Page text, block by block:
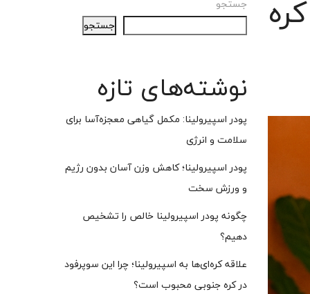
جستجو
جستجو
نوشته‌های تازه
پودر اسپیرولینا: مکمل گیاهی معجزه‌آسا برای
سلامت و انرژی
پودر اسپیرولینا؛ کاهش وزن آسان بدون رژیم
و ورزش سخت
چگونه پودر اسپیرولینا خالص را تشخیص
دهیم؟
علاقه کره‌ای‌ها به اسپیرولینا؛ چرا این سوپرفود
در کره جنوبی محبوب است؟